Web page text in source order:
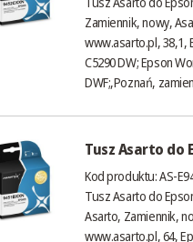
Zamiennik, nowy,
www.asarto.pl, 38,1,
C5290 DW; Epson
DWF;,Poznań,
Tusz Asarto do
Kod produktu: AS-
Tusz Asarto do
Asarto, Zamiennik,
www.asarto.pl, 64,